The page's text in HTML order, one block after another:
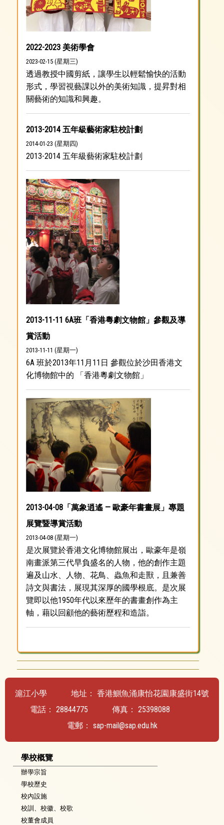
2022-2023 美術學會
2023-02-15 (星期三)
透過教授中國剪紙，讓學生以輕鬆愉快的活動
形式，學習視藝課以外的美術知識，提昇對相
關藝術的知識和興趣。
2013-2014 五年級藝術家駐校計劃
2014-01-23 (星期四)
2013-2014 五年級藝術家駐校計劃
2013-11-11 6A班「香港粵劇文物館」參觀及導
賞活動
2013-11-11 (星期一)
6A 班於2013年11月11日 參觀位於沙田香港文
化博物館中的 「香港粵劇文物館」
2013-04-08「萬象逍遙 — 歐豪年書畫展」專題
展覽暨導賞活動
2013-04-08 (星期一)
是次展覽於香港文化博物館展出，歐豪年是嶺
南畫派第三代早負盛名的人物，他的創作主題
遍及山水、人物、花鳥、蟲魚和走獸，且兼善
詩文與書法，展現其深厚的國學根底。是次展
覽即以他1950年代以來歷年的書畫創作為主
軸，藉以回顧他的藝術歷程和造詣。
滬江小學 地址： 香港鰂魚涌康怡花園康盛街14號
電話： 28844775 傳真： 25398088
電郵： sap-mail@sap.edu.hk
學校概覽
辦學宗旨
學校歷史
校內設施
校訓、校徽、校歌
校董會成員